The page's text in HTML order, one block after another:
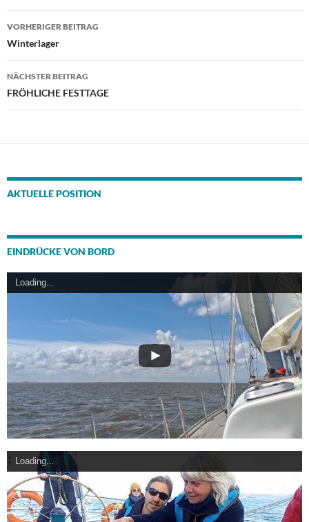
Beitragsnavigation
VORHERIGER BEITRAG
Winterlager
NÄCHSTER BEITRAG
FRÖHLICHE FESTTAGE
AKTUELLE POSITION
EINDRÜCKE VON BORD
Loading...
Loading...